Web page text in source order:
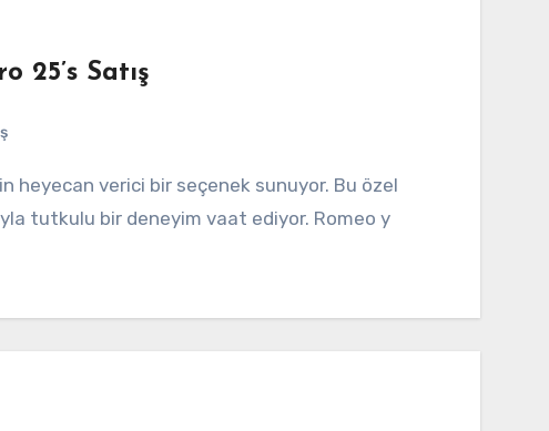
25’s Satış
tutkulu bir deneyim vaat ediyor. Romeo y